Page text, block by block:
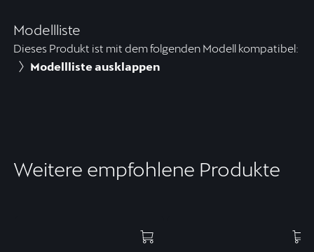
Modellliste
Dieses Produkt ist mit dem folgenden Modell kompatibel:
Modellliste ausklappen
Weitere empfohlene Produkte